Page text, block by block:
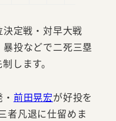
定戦・対早大戦
投などで二死三塁
します。
前田晃宏が好投を
者凡退に仕留めま